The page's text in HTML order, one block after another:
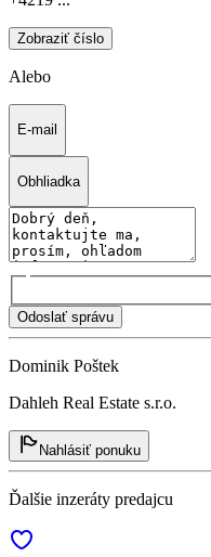
Zobraziť číslo
Alebo
E-mail
Obhliadka
Odoslať správu
Dominik Poštek
Dahleh Real Estate s.r.o.
Nahlásiť ponuku
Ďalšie inzeráty predajcu